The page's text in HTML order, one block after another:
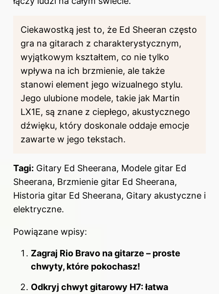
Ciekawostką jest to, że Ed Sheeran często
gra na gitarach z charakterystycznym,
wyjątkowym kształtem, co nie tylko
wpływa na ich brzmienie, ale także
stanowi element jego wizualnego stylu.
Jego ulubione modele, takie jak Martin
LX1E, są znane z ciepłego, akustycznego
dźwięku, który doskonale oddaje emocje
zawarte w jego tekstach.
Tagi: Gitary Ed Sheerana, Modele gitar Ed
Sheerana, Brzmienie gitar Ed Sheerana,
Historia gitar Ed Sheerana, Gitary akustyczne i
elektryczne.
Powiązane wpisy:
Zagraj Rio Bravo na gitarze – proste
chwyty, które pokochasz!
Odkryj chwyt gitarowy H7: łatwa